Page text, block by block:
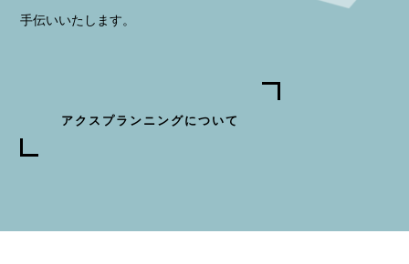
手伝いいたします。
アクスプランニングについて